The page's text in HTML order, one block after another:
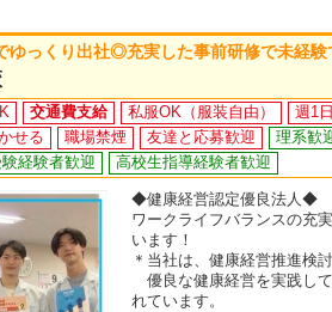
ゆっくり出社◎充実した事前研修で未経
交通費支給 私服OK（服装自由） 週1
せる 職場禁煙 友達と応募歓迎 理系歓
経験者歓迎 高校生指導経験者歓迎
◆健康経営認定優良法人◆
ワークライフバランスの充
います！
＊当社は、健康経営推進検
優良な健康経営を実践し
れています。